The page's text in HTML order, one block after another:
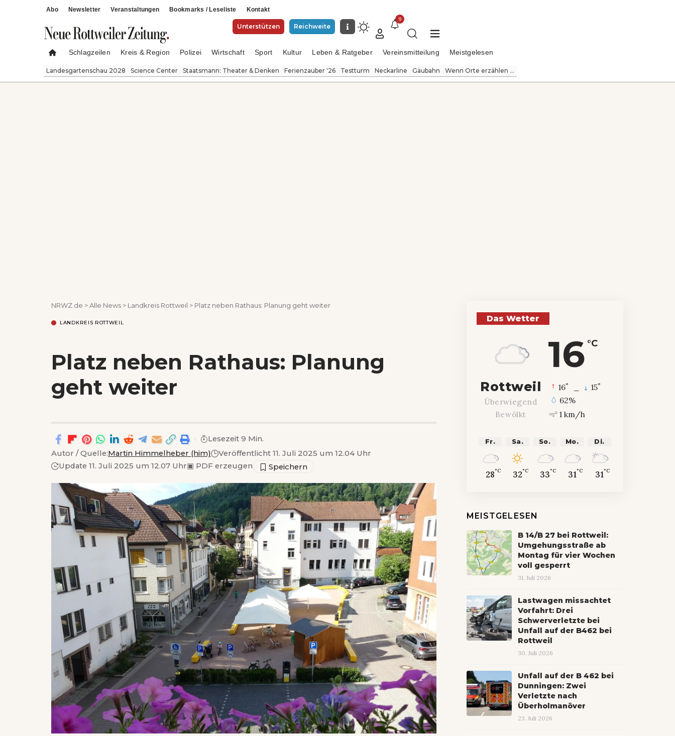
Abo Newsletter Veranstaltungen Bookmarks / Leseliste Kontakt
Unterstützen Reichweite
9
Schlagzeilen Kreis & Region Polizei Wirtschaft Sport Kultur Leben & Ratgeber Vereinsmitteilung Meistgelesen
Landesgartenschau 2028 Science Center Staatsmann: Theater & Denken Ferienzauber '26 Testturm Neckarline Gäubahn Wenn Orte erzählen ...
NRWZ.de >Alle News > Landkreis Rottweil > Platz neben Rathaus: Planung geht weiter
LANDKREIS ROTTWEIL
Platz neben Rathaus: Planung
geht weiter
Autor / Quelle:Martin Himmelheber (him)
Veröffentlicht 11. Juli 2025 um 12.04 Uhr
Update 11. Juli 2025 um 12.07 Uhr▣ PDF erzeugen
Lesezeit 9 Min.
Das Wetter
16 °C
Rottweil
Überwiegend
Bewölkt
16° 15°
62%
1 km/h
Fr.
28°C
Sa.
32°C
So.
33°C
Mo.
31°C
Di.
31°C
MEISTGELESEN
B 14/B 27 bei Rottweil:
Umgehungsstraße ab
Montag für vier Wochen
voll gesperrt
31. Juli 2026
Lastwagen missachtet
Vorfahrt: Drei
Schwerverletzte bei
Unfall auf der B462 bei
Rottweil
30. Juli 2026
Unfall auf der B 462 bei
Dunningen: Zwei
Verletzte nach
Überholmanöver
23. Juli 2026